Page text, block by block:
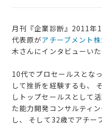
月刊『企業診断』2011年
代表原がアチーブメント
木さんにインタビューいた
10代でプロセールスとな
して挫折を経験するも、
しトップセールスとして
た能力開発コンサルティ
し、 そして32歳でアチー